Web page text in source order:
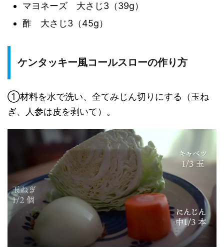
マヨネーズ 大さじ3（39g）
酢 大さじ3（45g）
ケンタッキー風コールスローの作り方
①材料を水で洗い、全てみじん切りにする（玉ね
ぎ、人参は皮を剥いて）。